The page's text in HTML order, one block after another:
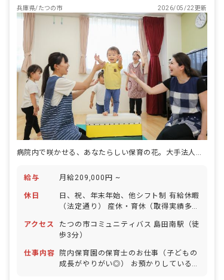
兵庫県/たつの市
2026/05/22更新
給与 月給209,000円 ~
休日
日、祝、年末年始、他シフト制 有給休暇
（法定通り） 産休・育休（取得実績多
日
アクセス
たつの市コミュニティバス 島田南駅（徒
歩3分）
仕事内容
院内保育園の保育士のお仕事（子どもの
成長がやりがい◎） お預かりしている子